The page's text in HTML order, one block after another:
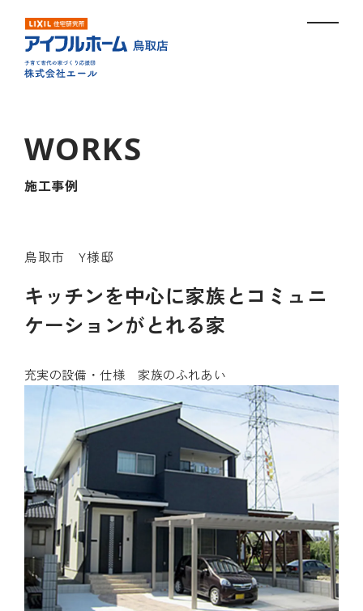
施工事例
鳥取市 Y様邸
キッチンを中心に家族とコミュニ
ケーションがとれる家
充実の設備・仕様 家族のふれあい